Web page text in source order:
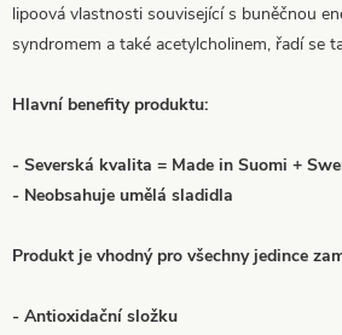
lipoová vlastnosti související s buněčnou
syndromem a také acetylcholinem, řadí se
Hlavní benefity produktu:
- Severská kvalita = Made in Suomi +
- Neobsahuje umělá sladidla
Produkt je vhodný pro všechny jedince
- Antioxidační složku